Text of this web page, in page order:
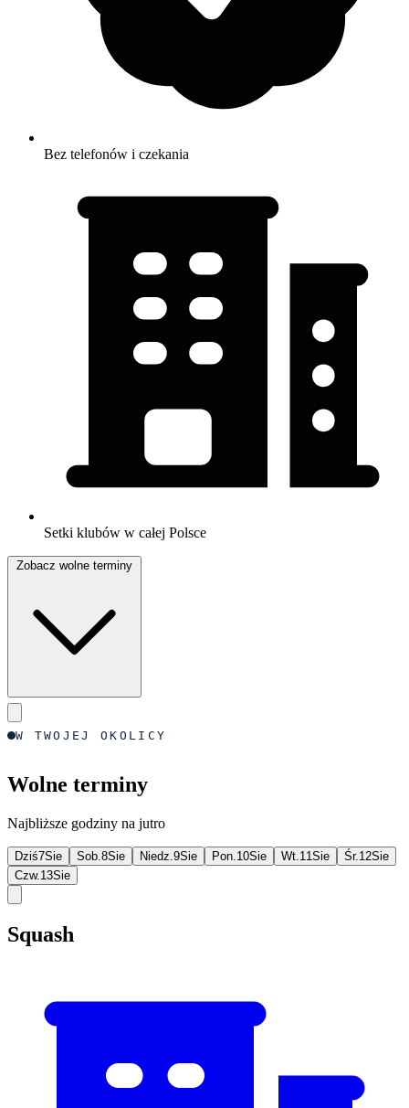
Bez telefonów i czekania
Setki klubów w całej Polsce
W TWOJEJ OKOLICY
Wolne terminy
Najbliższe godziny na jutro
Dziś7Sie Sob. 8Sie Niedz. 9Sie Pon. 10Sie Wt. 11Sie Śr. 12Sie
Czw. 13Sie
Squash